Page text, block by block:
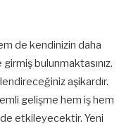
de kendinizin daha
bulunmaktasınız.
aşikardır.
gelişme hem iş hem
etkileyecektir. Yeni